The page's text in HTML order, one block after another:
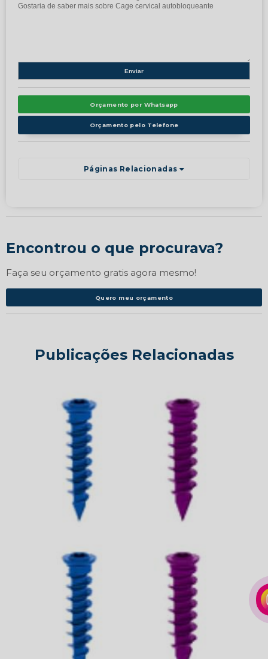
Orçamento por Whatsapp
Orçamento pelo Telefone
Páginas Relacionadas
Encontrou o que procurava?
Faça seu orçamento gratis agora mesmo!
Quero meu orçamento
Publicações Relacionadas